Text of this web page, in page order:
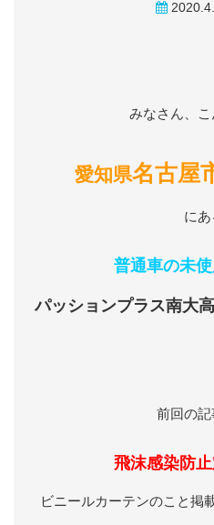
みなさん、
愛知県名古屋
にあ
普通車の未
パッションプラス南大
前回の記
飛沫感染防
ビニールカーテンのこと掲